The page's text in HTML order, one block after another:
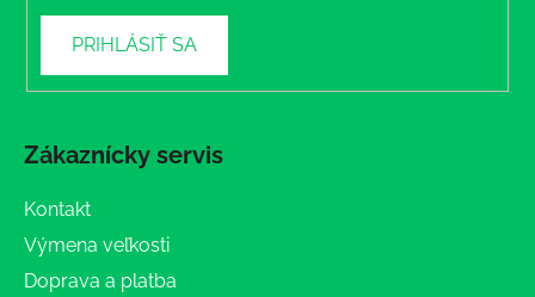
PRIHLÁSIŤ SA
Zákaznícky servis
Kontakt
Výmena veľkosti
Doprava a platba